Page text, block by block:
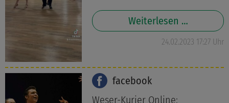
Weiterlesen …
24.02.2023 17:27 Uhr
facebook
Weser-Kurier Online: